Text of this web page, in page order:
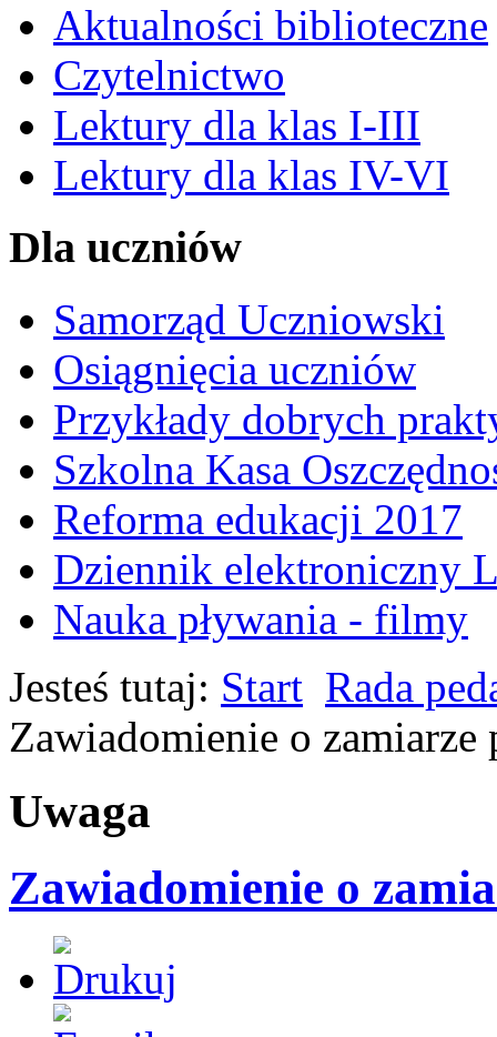
Aktualności biblioteczne
Czytelnictwo
Lektury dla klas I-III
Lektury dla klas IV-VI
Dla uczniów
Samorząd Uczniowski
Osiągnięcia uczniów
Przykłady dobrych
Szkolna Kasa
Reforma edukacji 2017
Dziennik elektroniczny
Nauka pływania - filmy
Jesteś tutaj: Start Rada
Zawiadomienie o zamiarze
Uwaga
Zawiadomienie o